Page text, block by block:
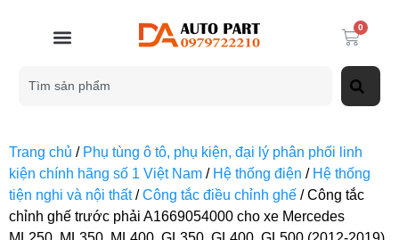
0
Trang chủ / Phụ tùng ô tô, phụ kiện, đại lý phân phối linh
kiện chính hãng số 1 Việt Nam / Hệ thống điện / Hệ thống
tiện nghi và nội thất/Công tắc điều chỉnh ghế / Công tắc
chỉnh ghế trước phải A1669054000 cho xe Mercedes